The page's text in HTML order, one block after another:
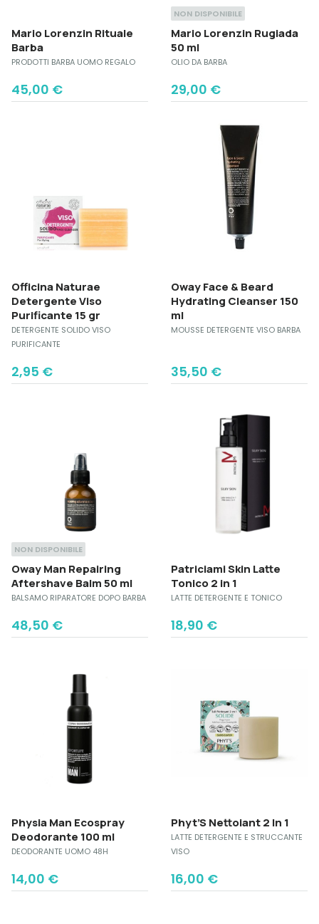
Mario Lorenzin Rituale
Barba
PRODOTTI BARBA UOMO REGALO
45,00 €
NON DISPONIBILE
Mario Lorenzin Rugiada
50 ml
OLIO DA BARBA
29,00 €
Officina Naturae
Detergente Viso
Purificante 15 gr
DETERGENTE SOLIDO VISO
PURIFICANTE
2,95 €
Oway Face & Beard
Hydrating Cleanser 150
ml
MOUSSE DETERGENTE VISO BARBA
35,50 €
NON DISPONIBILE
Oway Man Repairing
Aftershave Balm 50 ml
BALSAMO RIPARATORE DOPO BARBA
48,50 €
Patriciami Skin Latte
Tonico 2 in 1
LATTE DETERGENTE E TONICO
18,90 €
Physia Man Ecospray
Deodorante 100 ml
DEODORANTE UOMO 48H
14,00 €
Phyt’S Nettoiant 2 In 1
LATTE DETERGENTE E STRUCCANTE
VISO
16,00 €